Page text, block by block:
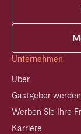
Unternehmen
Über
Gastgeber werden
Werben Sie Ihre
Karriere